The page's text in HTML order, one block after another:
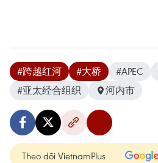
#跨越红河 #大桥 #APEC
#亚太经合组织
河内市
Theo dõi VietnamPlus